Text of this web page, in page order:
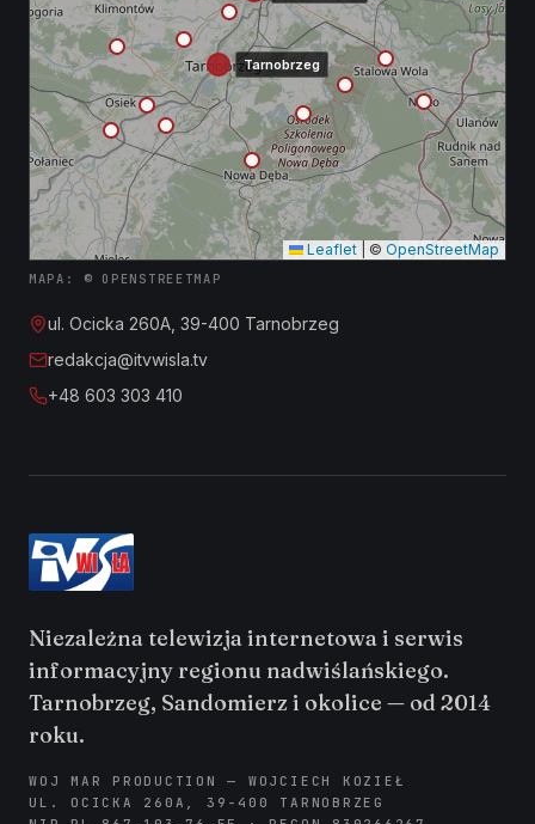
Tarnobrzeg
Leaflet © OpenStreetMap
MAPA: © OPENSTREETMAP
ul. Ocicka 260A, 39-400 Tarnobrzeg
redakcja@itvwisla.tv
+48 603 303 410
Niezależna telewizja internetowa i serwis
informacyjny regionu nadwiślańskiego.
Tarnobrzeg, Sandomierz i okolice — od 2014
roku.
WOJ MAR PRODUCTION — WOJCIECH KOZIEŁ
UL. OCICKA 260A, 39-400 TARNOBRZEG